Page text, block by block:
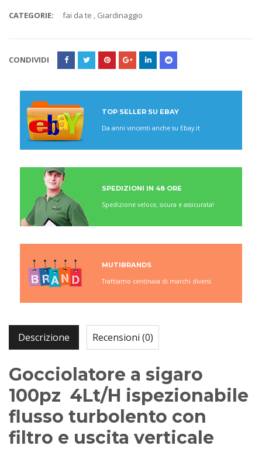
CATEGORIE: fai da te , Giardinaggio
CONDIVIDI
TOP SELLER SU EBAY
Da anni vincenti anche su Ebay.it
SPEDIZIONI IN 48 ORE
Spedizione veloce, sicura e assicurata!
MUTIBRANDS
Trattiamo centinaia di marchi diversi.
Descrizione Recensioni (0)
Gocciolatore a sigaro
100pz 4Lt/H ispezionabile
flusso turbolento con
filtro e uscita verticale